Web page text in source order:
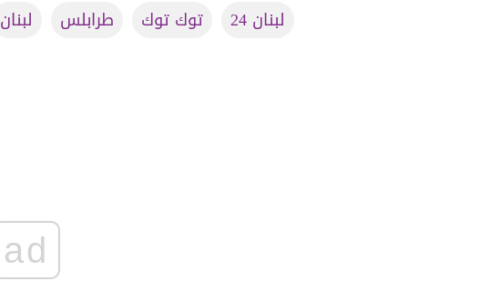
لبنان 24 توك توك طرابلس لبنان
ad